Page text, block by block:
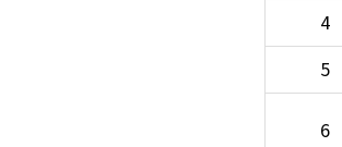
4
5
6